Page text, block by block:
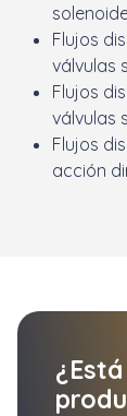
Flujos
válvulas
Flujos
válvulas
Flujos
acción